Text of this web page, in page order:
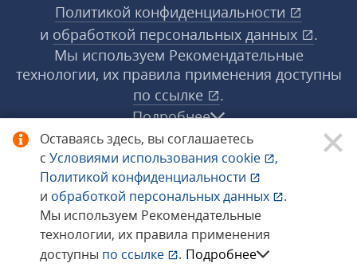
Оставаясь здесь, вы соглашаетесь
с Условиями использования cookie
,
Политикой конфиденциальности
и обработкой персональных данных
.
Мы используем Рекомендательные
технологии, их правила применения
доступны по ссылке . Подробнее
Политикой конфиденциальности
и обработкой персональных данных
.
Мы используем Рекомендательные
технологии, их правила применения доступны
по ссылке
.
Подробнее
© 1998−2026 «1С‑Рарус» ®. Все права
защищены.
Сообщить об ошибке